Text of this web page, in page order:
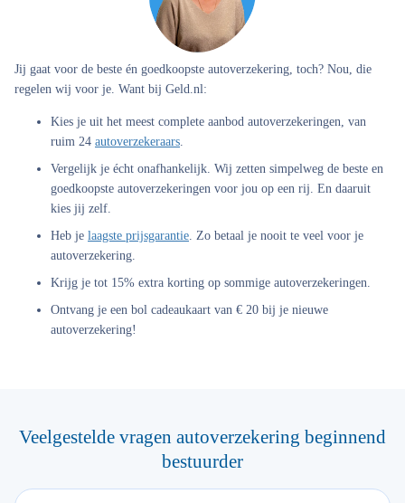
Jij gaat voor de beste én goedkoopste autoverzekering, toch? Nou, die
regelen wij voor je. Want bij Geld.nl:
Kies je uit het meest complete aanbod autoverzekeringen, van
ruim 24 autoverzekeraars.
Vergelijk je écht onafhankelijk. Wij zetten simpelweg de beste en
goedkoopste autoverzekeringen voor jou op een rij. En daaruit
kies jij zelf.
Heb je laagste prijsgarantie. Zo betaal je nooit te veel voor je
autoverzekering.
Krijg je tot 15% extra korting op sommige autoverzekeringen.
Ontvang je een bol cadeaukaart van € 20 bij je nieuwe
autoverzekering!
Veelgestelde vragen autoverzekering beginnend
bestuurder